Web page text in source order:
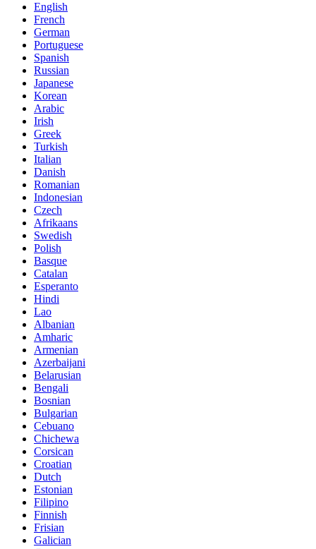
English
French
German
Portuguese
Spanish
Russian
Japanese
Korean
Arabic
Irish
Greek
Turkish
Italian
Danish
Romanian
Indonesian
Czech
Afrikaans
Swedish
Polish
Basque
Catalan
Esperanto
Hindi
Lao
Albanian
Amharic
Armenian
Azerbaijani
Belarusian
Bengali
Bosnian
Bulgarian
Cebuano
Chichewa
Corsican
Croatian
Dutch
Estonian
Filipino
Finnish
Frisian
Galician